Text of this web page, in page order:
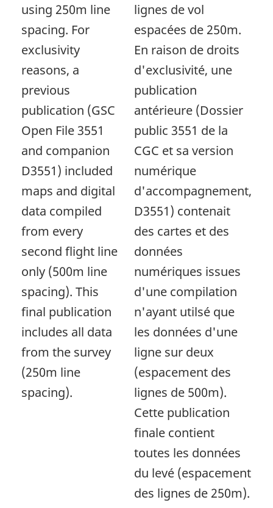
using 250m line
spacing. For
exclusivity
reasons, a
previous
publication (GSC
Open File 3551
and companion
D3551) included
maps and digital
data compiled
from every
second flight line
only (500m line
spacing). This
final publication
includes all data
from the survey
(250m line
spacing).
lignes de vol
espacées de 250m.
En raison de droits
d'exclusivité, une
publication
antérieure (Dossier
public 3551 de la
CGC et sa version
numérique
d'accompagnement,
D3551) contenait
des cartes et des
données
numériques issues
d'une compilation
n'ayant utilsé que
les données d'une
ligne sur deux
(espacement des
lignes de 500m).
Cette publication
finale contient
toutes les données
du levé (espacement
des lignes de 250m).